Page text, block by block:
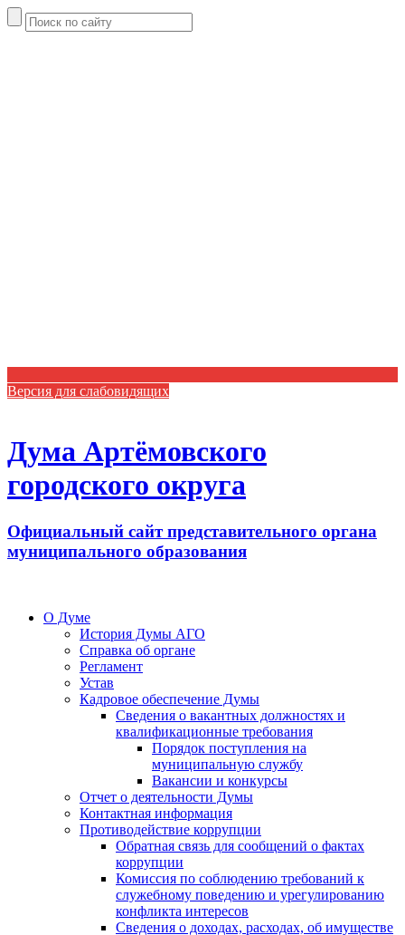
Версия для слабовидящих
Дума Артёмовского
городского округа
Официальный сайт представительного органа
муниципального образования
О Думе
История Думы АГО
Справка об органе
Регламент
Устав
Кадровое обеспечение Думы
Сведения о вакантных должностях и
квалификационные требования
Порядок поступления на
муниципальную службу
Вакансии и конкурсы
Отчет о деятельности Думы
Контактная информация
Противодействие коррупции
Обратная связь для сообщений о фактах
коррупции
Комиссия по соблюдению требований к
служебному поведению и урегулированию
конфликта интересов
Сведения о доходах, расходах, об имуществе